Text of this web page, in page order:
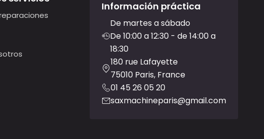
Información práctica
De martes a sábado
De 10:00 a 12:30 - de 14:00 a
18:30
180 rue Lafayette
75010 Paris, France
01 45 26 05 20
saxmachineparis@gmail.com